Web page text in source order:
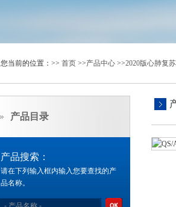
您当前的位置：>> 首页 >>产品中心 >>2020版心肺复
产品目录
产品搜索：
请在下列输入框内输入您要查找的产
品名称。